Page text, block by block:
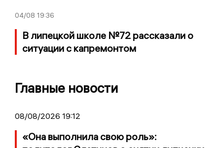
04/08 19:36
В липецкой школе №72 рассказали о
ситуации с капремонтом
Главные новости
08/08/2026 19:12
«Она выполнила свою роль»: